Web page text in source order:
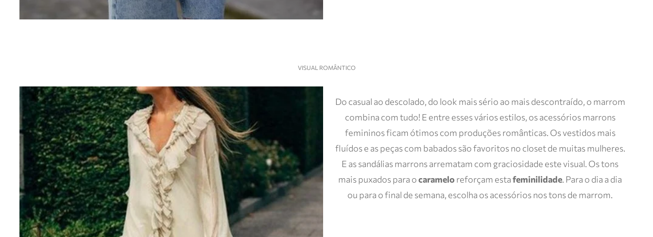
VISUAL ROMÂNTICO
Do casual ao descolado, do look mais sério ao mais descontraído, o marrom
combina com tudo! E entre esses vários estilos, os acessórios marrons
femininos ficam ótimos com produções românticas. Os vestidos mais
fluídos e as peças com babados são favoritos no closet de muitas mulheres.
E as sandálias marrons arrematam com graciosidade este visual. Os tons
mais puxados para ocaramelo reforçam estafeminilidade. Para o dia a dia
ou para o final de semana, escolha os acessórios nos tons de marrom.